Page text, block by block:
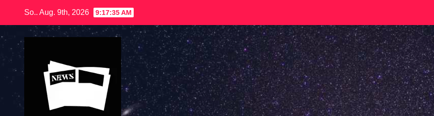
springen
So.. Aug. 9th, 2026 9:17:36 AM